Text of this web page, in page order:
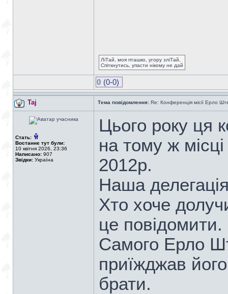
ЛіТай, моя пташко, угору зліТай,
Спіткнутись, упасти нікому не дай
0 (0-0)
Taj Тема повідомлення: Re: Конференція місії Ерло
Стать:
Востаннє тут були:
10 квітня 2026, 23:36
Написано: 907
Звідки: Україна
Цього року ця
на тому ж
2012р.
Наша
Хто хоче
це повідомити.
Самого Ерло
приїжджав його
брати.